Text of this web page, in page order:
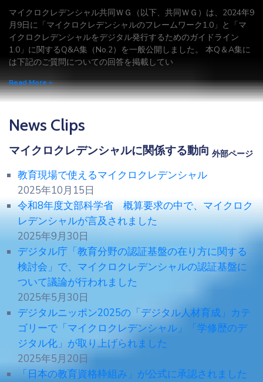
マイクロクレデンシャル共同ＷＧ（以下、共同ＷＧ）は、2024年9
月9日に「マイクロクレデンシャルのフレームワーク1.0」と「マ
イクロクレデンシャルをデジタル発行するためのガイドライン
1.0」に関するQ&A集（No.2）を一般公開しました。 本Q＆A集に
は下記のご質問についての回答を掲載してい
Read More »
News Clips
マイクロクレデンシャルに関係する動向 外部ページ
教育現場で使えるマイクロクレデンシャル
2025年10月15日
令和8年度文部科学省 概算要求の中で、マイクロク
レデンシャルが言及されました
2025年9月30日
デジタル庁「教育分野の認証基盤の在り方に関する
検討会」で、マイクロクレデンシャルの認証基盤に
ついて議論が行われました
2025年5月30日
デジタルニッポン2025の「デジタル人材育成」カテ
ゴリーで「マイクロクレデンシャル」「学修歴のデ
ジタル化」が取り上げられました
2025年5月20日
「日本の教育資格枠組み」が公式に承認されました